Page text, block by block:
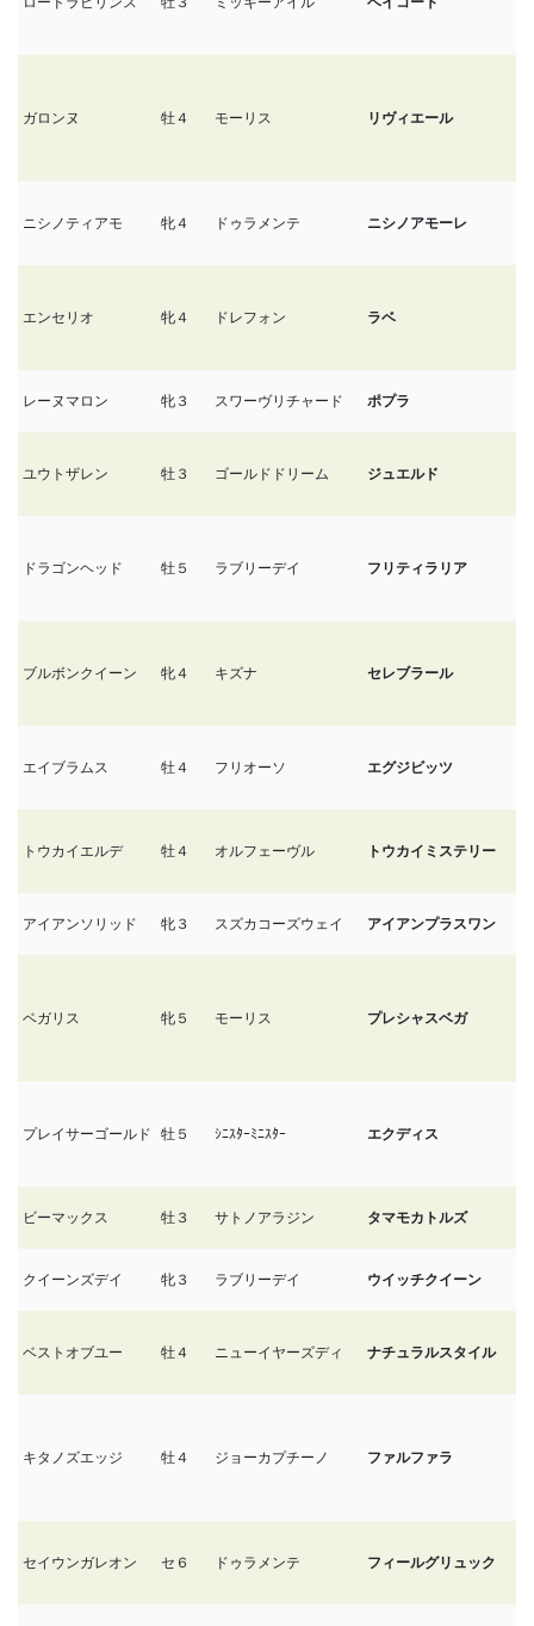
ガロンヌ 牡４ モーリス リヴィエール
ニシノティアモ 牝４ ドゥラメンテ ニシノアモーレ
エンセリオ 牝４ ドレフォン ラベ
レーヌマロン 牝３ スワーヴリチャード ポプラ
ユウトザレン 牡３ ゴールドドリーム ジュエルド
ドラゴンヘッド 牡５ ラブリーデイ フリティラリア
ブルボンクイーン 牝４ キズナ セレブラール
エイブラムス 牡４ フリオーソ エグジビッツ
トウカイエルデ 牡４ オルフェーヴル トウカイミステリー
アイアンソリッド 牝３ スズカコーズウェイ アイアンプラスワン
ベガリス 牝５ モーリス プレシャスベガ
プレイサーゴールド 牡５ ｼﾆｽﾀｰﾐﾆｽﾀｰ エクディス
ビーマックス 牡３ サトノアラジン タマモカトルズ
クイーンズデイ 牝３ ラブリーデイ ウイッチクイーン
ベストオブユー 牡４ ニューイヤーズディ ナチュラルスタイル
キタノズエッジ 牡４ ジョーカプチーノ ファルファラ
セイウンガレオン セ６ ドゥラメンテ フィールグリュック